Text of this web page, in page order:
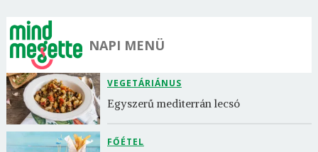
NAPI MENÜ
VEGETÁRIÁNUS
Egyszerű mediterrán lecsó
FŐÉTEL